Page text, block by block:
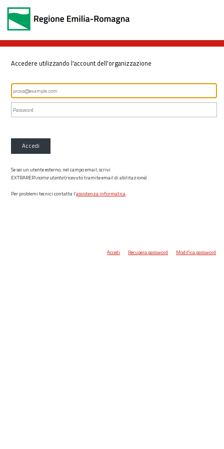
Accedere utilizzando l'account dell'organizzazione
Accedi
Se sei un utente esterno, nel campo email, scrivi
EXTRARER\nome utente(ricevuto tramite email di abilitazione)
Per problemi tecnici contatta l’assistenza informatica.
Accedi Recupera password Modifica password